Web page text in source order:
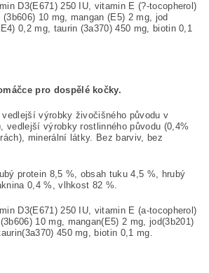
D3(E671) 250 IU, vitamin E (?-tocopherol)
10 mg, mangan (E5) 2 mg, jod
0,2 mg, taurin (3a370) 450 mg, biotin 0,1
pro dospělé kočky.
vedlejší výrobky živočišného původu v
vedlejší výrobky rostlinného původu (0,4%
minerální látky. Bez barviv, bez
protein 8,5 %, obsah tuku 4,5 %, hrubý
0,4 %, vlhkost 82 %.
D3(E671) 250 IU, vitamin E (a-tocopherol)
10 mg, mangan(E5) 2 mg, jod(3b201)
450 mg, biotin 0,1 mg.